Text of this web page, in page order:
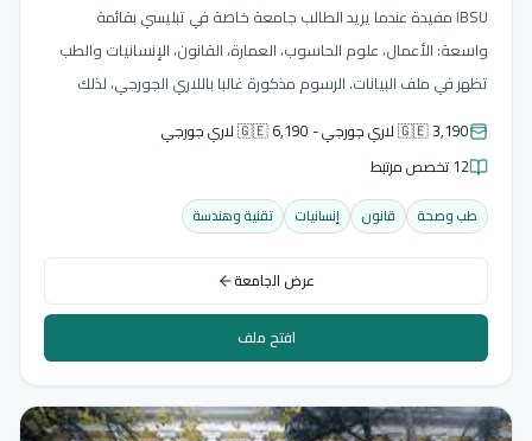
IBSU مفيدة عندما يريد الطالب جامعة خاصة في تبليسي بقائمة
واسعة: الأعمال، علوم الحاسوب، العمارة، القانون، الإنسانيات والطب
تظهر في ملف البيانات. الرسوم مذكورة غالبا باللاري الجورجي، لذلك
🇬🇪 3,190 لاري جورجي - 🇬🇪 6,190 لاري جورجي
12 تخصص مرتبط
طب وصحة قانون إنسانيات تقنية وهندسة
عرض الجامعة
افتح ملف